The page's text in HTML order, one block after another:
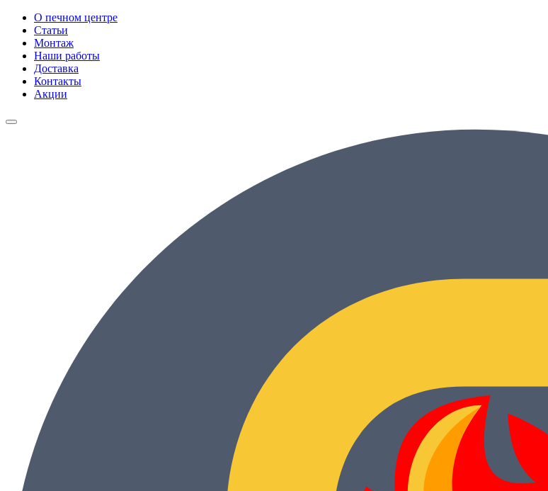
О печном центре
Статьи
Монтаж
Наши работы
Доставка
Контакты
Акции